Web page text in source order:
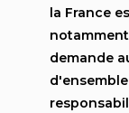
la France
demande